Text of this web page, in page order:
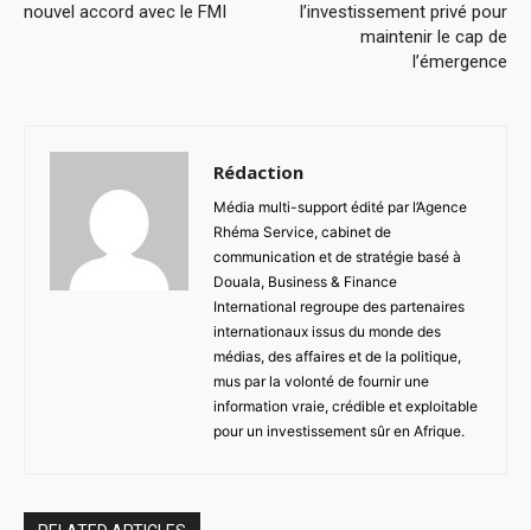
nouvel accord avec le FMI
l’investissement privé pour
maintenir le cap de
l’émergence
Rédaction
Média multi-support édité par l’Agence
Rhéma Service, cabinet de
communication et de stratégie basé à
Douala, Business & Finance
International regroupe des partenaires
internationaux issus du monde des
médias, des affaires et de la politique,
mus par la volonté de fournir une
information vraie, crédible et exploitable
pour un investissement sûr en Afrique.